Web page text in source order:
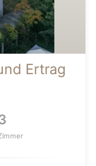
Ertrag